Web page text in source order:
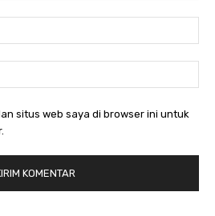
situs web saya di browser ini untuk